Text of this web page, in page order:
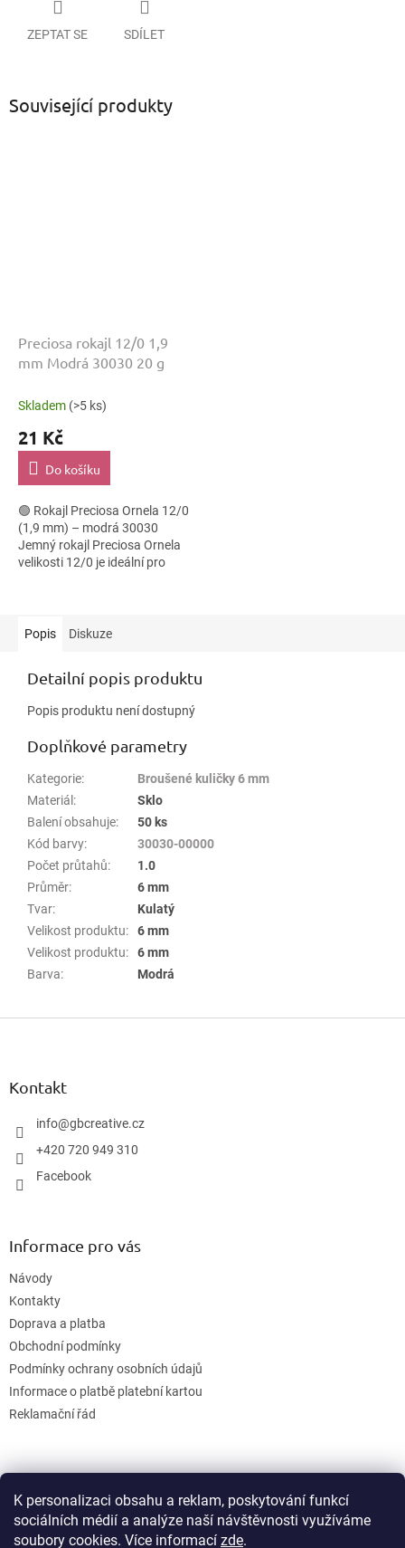
K personalizaci obsahu a reklam, poskytování funkcí
sociálních médií a analýze naší návštěvnosti využíváme
soubory cookies. Více informací zde.
ZEPTAT SE SDÍLET
Související produkty
Preciosa rokajl 12/0 1,9
mm Modrá 30030 20 g
Skladem (>5 ks)
21 Kč
Do košíku
🟢 Rokajl Preciosa Ornela 12/0
(1,9 mm) – modrá 30030
Jemný rokajl Preciosa Ornela
velikosti 12/0 je ideální pro
Popis Diskuze
Detailní popis produktu
Popis produktu není dostupný
Doplňkové parametry
Kategorie:
Broušené kuličky 6 mm
Materiál:
Sklo
Balení obsahuje:
50 ks
Kód barvy:
30030-00000
Počet průtahů:
1.0
Průměr:
6 mm
Tvar:
Kulatý
Velikost produktu:
6 mm
Velikost produktu:
6 mm
Barva: Modrá
Z
Kontakt
info@gbcreative.cz
+420 720 949 310
Facebook
Informace pro vás
Návody
Kontakty
Doprava a platba
Obchodní podmínky
Podmínky ochrany osobních údajů
Informace o platbě platební kartou
Reklamační řád